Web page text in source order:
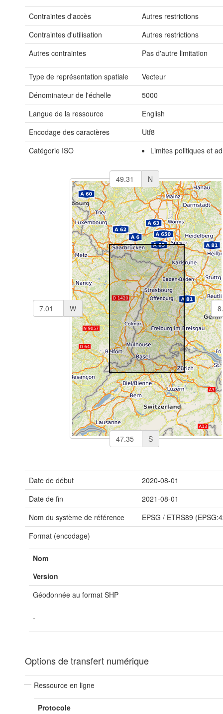
Contraintes d'accès
Autres restrictions
Contraintes d'utilisation
Autres restrictions
Autres contraintes
Pas d'autre limitation
Type de représentation spatiale
Vecteur
Dénominateur de l'échelle
5000
Langue de la ressource
English
Encodage des caractères
Utf8
Catégorie ISO
Limites politiques et
N
S
W
Date de début
2020-08-01
Date de fin
2021-08-01
Nom du système de référence
EPSG / ETRS89
Format (encodage)
Nom
Version
Géodonnée au format SHP
-
Options de transfert numérique
Ressource en ligne
Protocole